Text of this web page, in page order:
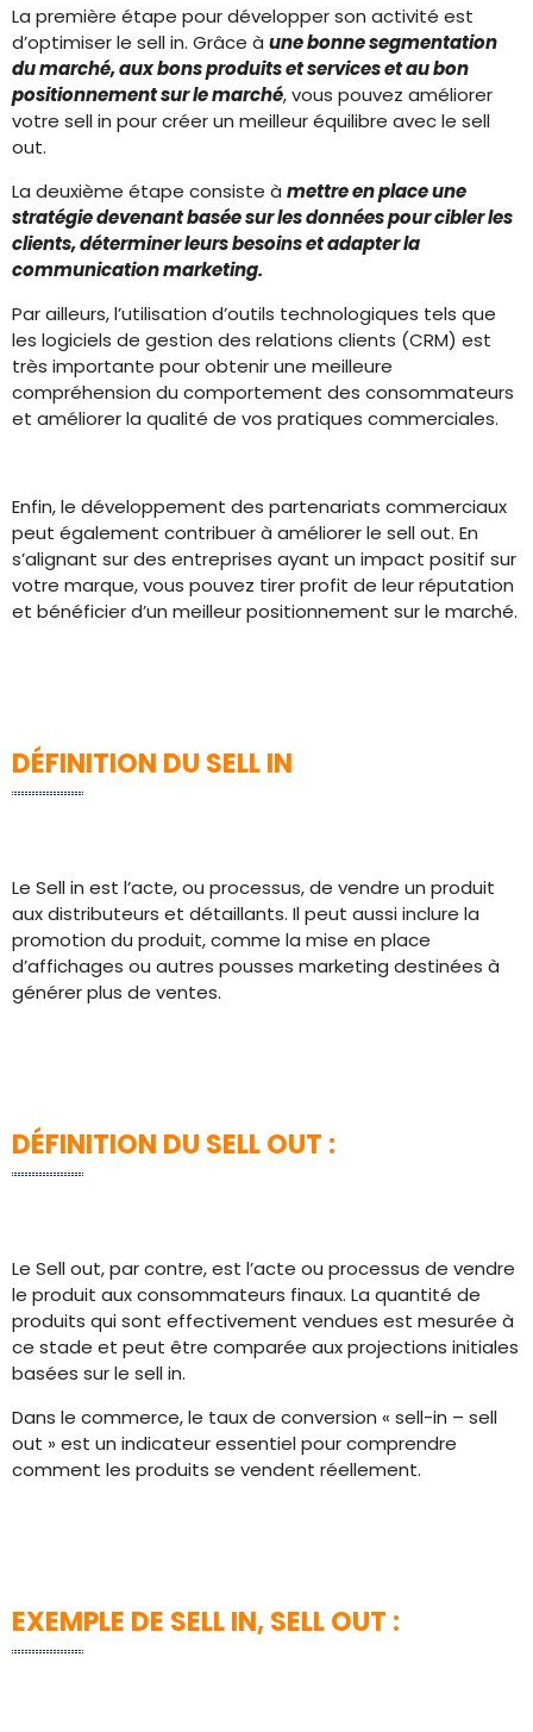
La première étape pour développer son activité est
d’optimiser le sell in. Grâce à une bonne segmentation
du marché, aux bons produits et services et au bon
positionnement sur le marché, vous pouvez améliorer
votre sell in pour créer un meilleur équilibre avec le sell
out.
La deuxième étape consiste à mettre en place une
stratégie devenant basée sur les données pour cibler les
clients, déterminer leurs besoins et adapter la
communication marketing.
Par ailleurs, l’utilisation d’outils technologiques tels que
les logiciels de gestion des relations clients (CRM) est
très importante pour obtenir une meilleure
compréhension du comportement des consommateurs
et améliorer la qualité de vos pratiques commerciales.
Enfin, le développement des partenariats commerciaux
peut également contribuer à améliorer le sell out. En
s’alignant sur des entreprises ayant un impact positif sur
votre marque, vous pouvez tirer profit de leur réputation
et bénéficier d’un meilleur positionnement sur le marché.
DÉFINITION DU SELL IN
Le Sell in est l’acte, ou processus, de vendre un produit
aux distributeurs et détaillants. Il peut aussi inclure la
promotion du produit, comme la mise en place
d’affichages ou autres pousses marketing destinées à
générer plus de ventes.
DÉFINITION DU SELL OUT :
Le Sell out, par contre, est l’acte ou processus de vendre
le produit aux consommateurs finaux. La quantité de
produits qui sont effectivement vendues est mesurée à
ce stade et peut être comparée aux projections initiales
basées sur le sell in.
Dans le commerce, le taux de conversion « sell-in – sell
out » est un indicateur essentiel pour comprendre
comment les produits se vendent réellement.
EXEMPLE DE SELL IN, SELL OUT :